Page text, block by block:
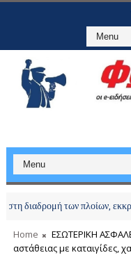
των πλοίων, εκκρεμούν
Home ΕΣΩΤΕΡΙΚΗ
αστάθειας με καταιγίδες,